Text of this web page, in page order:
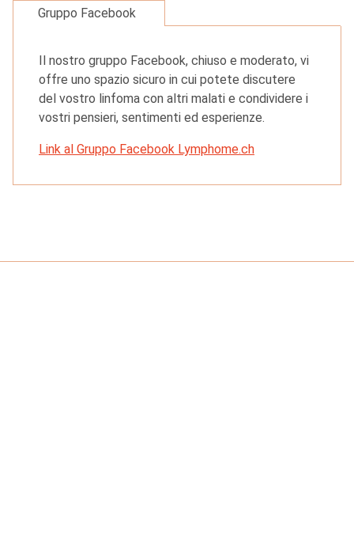
Gruppo Facebook
Il nostro gruppo Facebook, chiuso e moderato, vi
offre uno spazio sicuro in cui potete discutere
del vostro linfoma con altri malati e condividere i
vostri pensieri, sentimenti ed esperienze.
Link al Gruppo Facebook Lymphome.ch